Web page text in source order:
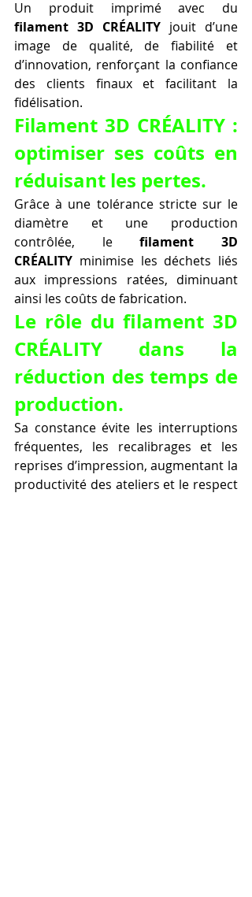
filament 3D CRÉALITY jouit d’une
image de qualité, de fiabilité et
d’innovation, renforçant la confiance
des clients finaux et facilitant la
fidélisation.
Filament 3D CRÉALITY :
optimiser ses coûts en
réduisant les pertes.
Grâce à une tolérance stricte sur le
diamètre et une production
contrôlée, le filament 3D
CRÉALITY minimise les déchets liés
aux impressions ratées, diminuant
ainsi les coûts de fabrication.
Le rôle du filament 3D
CRÉALITY dans la
réduction des temps de
production.
Sa constance évite les interruptions
fréquentes, les recalibrages et les
reprises d’impression, augmentant la
productivité des ateliers et le respect